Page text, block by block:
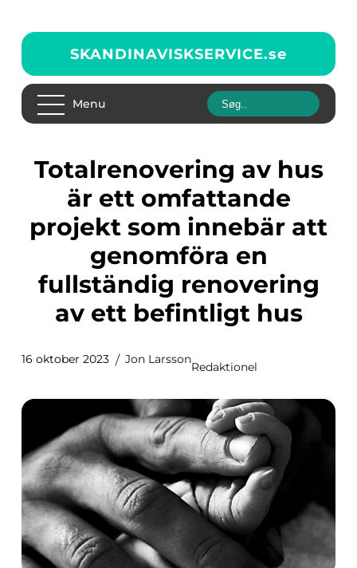
SKANDINAVISKSERVICE.se
Menu
Totalrenovering av hus
är ett omfattande
projekt som innebär att
genomföra en
fullständig renovering
av ett befintligt hus
16 oktober 2023 Jon Larsson
Redaktionel